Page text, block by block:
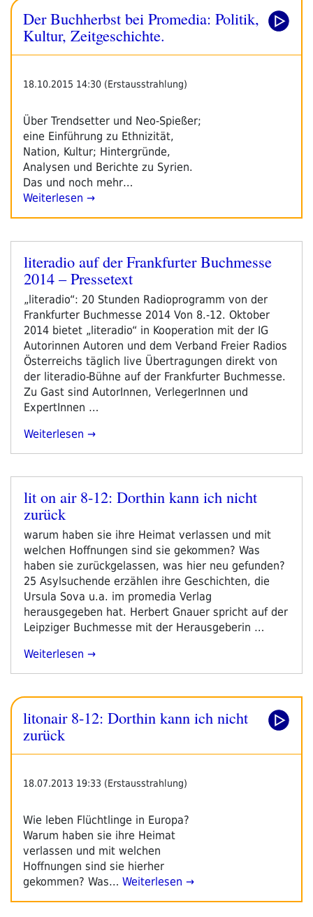
Der Buchherbst bei Promedia: Politik,
Kultur, Zeitgeschichte.
18.10.2015 14:30 (Erstausstrahlung)
Über Trendsetter und Neo-Spießer;
eine Einführung zu Ethnizität,
Nation, Kultur; Hintergründe,
Analysen und Berichte zu Syrien.
Das und noch mehr…
Weiterlesen →
Veröffentlicht
am
literadio auf der Frankfurter Buchmesse
2014 – Pressetext
„literadio“: 20 Stunden Radioprogramm von der
Frankfurter Buchmesse 2014 Von 8.-12. Oktober
2014 bietet „literadio“ in Kooperation mit der IG
Autorinnen Autoren und dem Verband Freier Radios
Österreichs täglich live Übertragungen direkt von
der literadio-Bühne auf der Frankfurter Buchmesse.
Zu Gast sind AutorInnen, VerlegerInnen und
ExpertInnen …
„literadio
Frankfurter
Buchmesse
2014
Pressetext“
Weiterlesen
Veröffentlicht
am
lit on air 8-12: Dorthin kann ich nicht
zurück
warum haben sie ihre Heimat verlassen und mit
welchen Hoffnungen sind sie gekommen? Was
haben sie zurückgelassen, was hier neu gefunden?
25 Asylsuchende erzählen ihre Geschichten, die
Ursula Sova u.a. im promedia Verlag
herausgegeben hat. Herbert Gnauer spricht auf der
Leipziger Buchmesse mit der Herausgeberin …
„lit
8-
12:
Dorthin
Nicht
Zurück“
Weiterlesen
litonair 8-12: Dorthin kann ich nicht
zurück
18.07.2013 19:33 (Erstausstrahlung)
Wie leben Flüchtlinge in Europa?
Warum haben sie ihre Heimat
verlassen und mit welchen
Hoffnungen sind sie hierher
gekommen? Was… Weiterlesen →